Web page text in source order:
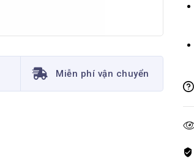
Miễn phí vận chuyển